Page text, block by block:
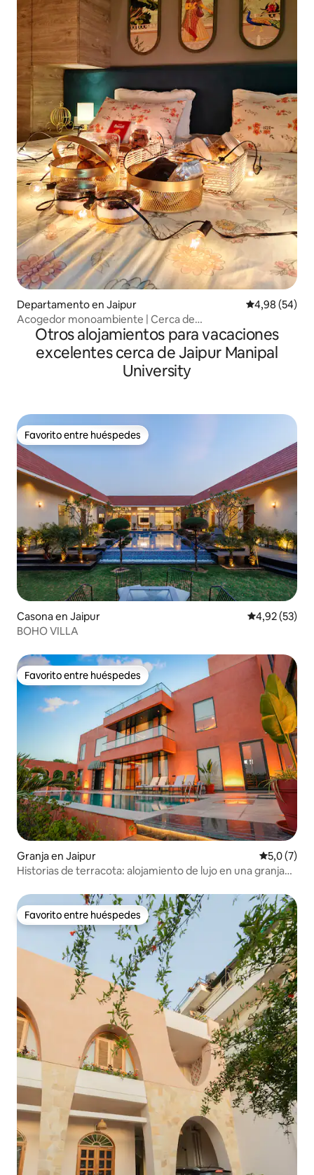
Departamento en Jaipur Calificación
4,98 (54)
Acogedor monoambiente | Cerca de
Mansarovar Extension
Otros alojamientos para vacaciones
excelentes cerca de Jaipur Manipal
University
Favorito entre huéspedes
Favorito entre huéspedes
Casona en Jaipur Calificación
4,92 (53)
BOHO VILLA
Favorito entre huéspedes
Favorito entre huéspedes
Granja en Jaipur
5,0 (7)
Historias de terracota: alojamiento de lujo en una granja
Favorito entre huéspedes
Favorito entre huéspedes